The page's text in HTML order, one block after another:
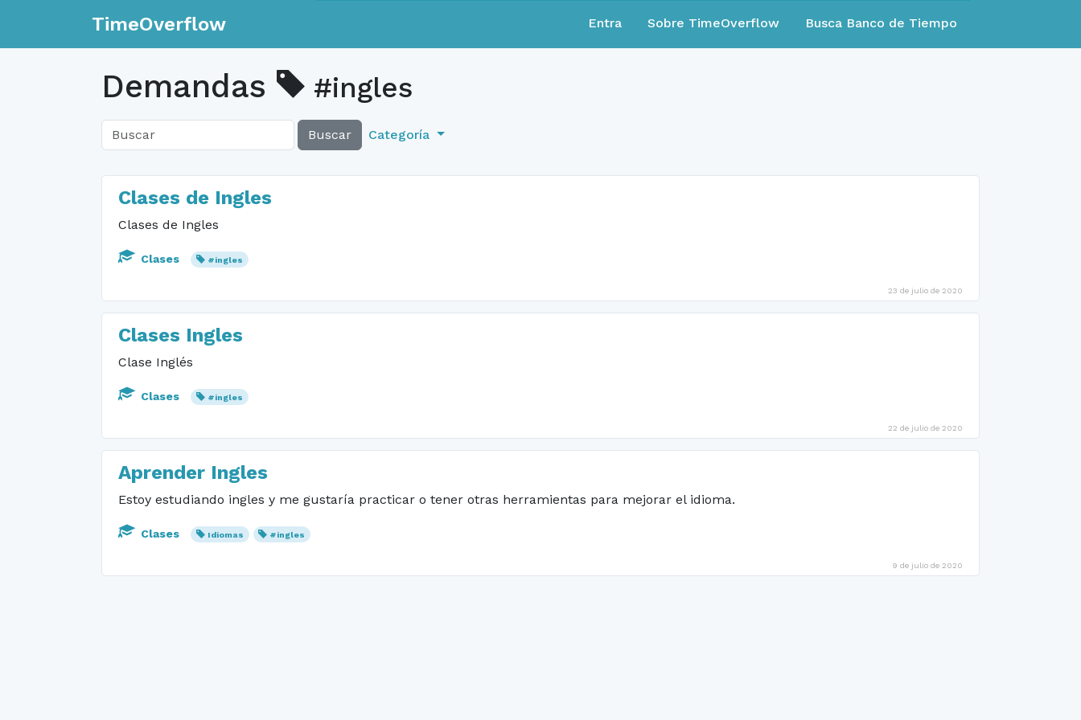
TimeOverflow Entra Sobre TimeOverflow Busca Banco de Tiempo
Demandas #ingles
Buscar Categoría
Clases de Ingles
Clases de Ingles
Clases #ingles
23 de julio de 2020
Clases Ingles
Clase Inglés
Clases #ingles
22 de julio de 2020
Aprender Ingles
Estoy estudiando ingles y me gustaría practicar o tener otras herramientas para mejorar el idioma.
Clases Idiomas #ingles
9 de julio de 2020